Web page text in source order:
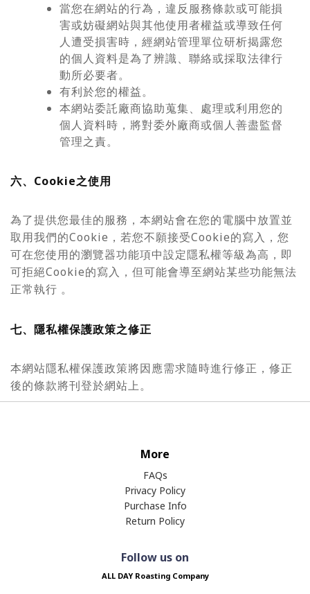
當您在網站的行為，違反服務條款或可能損
害或妨礙網站與其他使用者權益或導致任何
人遭受損害時，經網站管理單位研析揭露您
的個人資料是為了辨識、聯絡或採取法律行
動所必要者。
有利於您的權益。
本網站委託廠商協助蒐集、處理或利用您的
個人資料時，將對委外廠商或個人善盡監督
管理之責。
六、Cookie之使用
為了提供您最佳的服務，本網站會在您的電腦中放置並
取用我們的Cookie，若您不願接受Cookie的寫入，您
可在您使用的瀏覽器功能項中設定隱私權等級為高，即
可拒絕Cookie的寫入，但可能會導至網站某些功能無法
正常執行 。
七、隱私權保護政策之修正
本網站隱私權保護政策將因應需求隨時進行修正，修正
後的條款將刊登於網站上。
More
FAQs
Privacy Policy
Purchase Info
Return Policy
Follow us on
ALL DAY Roasting Company